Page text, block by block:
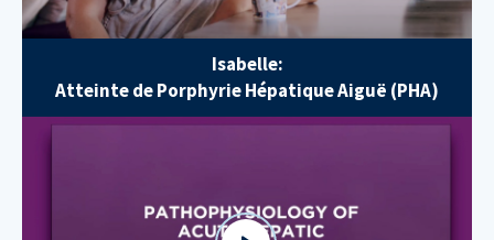
Isabelle:
Atteinte de Porphyrie Hépatique Aiguë (PHA)